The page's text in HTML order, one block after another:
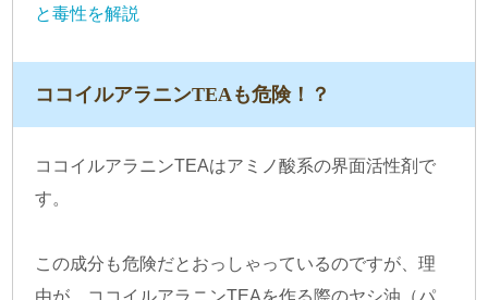
と毒性を解説
ココイルアラニンTEAも危険！？
ココイルアラニンTEAはアミノ酸系の界面活性剤で
す。
この成分も危険だとおっしゃっているのですが、理
由が、ココイルアラニンTEAを作る際のヤシ油（パ